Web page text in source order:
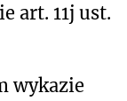
art. 11j ust.
wykazie